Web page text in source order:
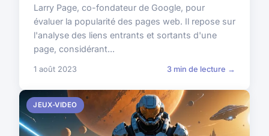
Larry Page, co-fondateur de Google, pour
évaluer la popularité des pages web. Il repose sur
l'analyse des liens entrants et sortants d'une
page, considérant...
1 août 2023 3 min de lecture →
JEUX-VIDEO